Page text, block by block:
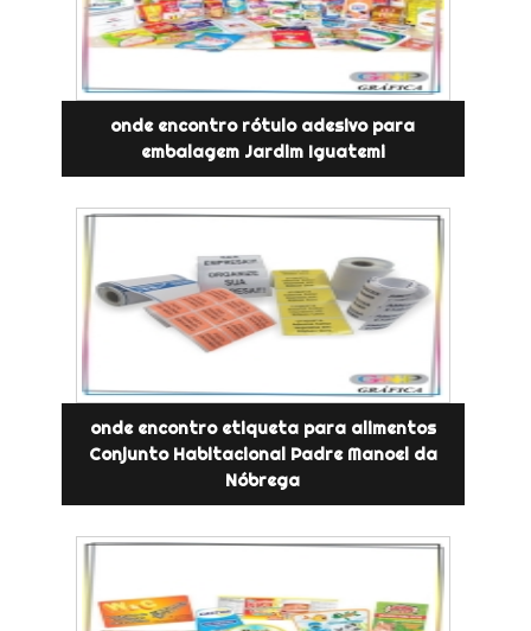
onde encontro rótulo adesivo para
embalagem Jardim Iguatemi
onde encontro etiqueta para alimentos
Conjunto Habitacional Padre Manoel da
Nóbrega